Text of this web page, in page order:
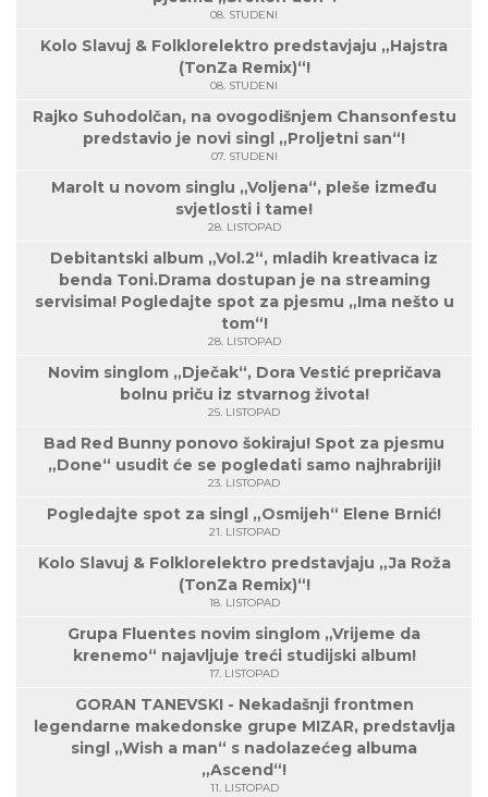
08. STUDENI
Kolo Slavuj & Folklorelektro predstavjaju „Hajstra
(TonZa Remix)“!
08. STUDENI
Rajko Suhodolčan, na ovogodišnjem Chansonfestu
predstavio je novi singl „Proljetni san“!
07. STUDENI
Marolt u novom singlu „Voljena“, pleše između
svjetlosti i tame!
28. LISTOPAD
Debitantski album „Vol.2“, mladih kreativaca iz
benda Toni.Drama dostupan je na streaming
servisima! Pogledajte spot za pjesmu „Ima nešto u
tom“!
28. LISTOPAD
Novim singlom „Dječak“, Dora Vestić prepričava
bolnu priču iz stvarnog života!
25. LISTOPAD
Bad Red Bunny ponovo šokiraju! Spot za pjesmu
„Done“ usudit će se pogledati samo najhrabriji!
23. LISTOPAD
Pogledajte spot za singl „Osmijeh“ Elene Brnić!
21. LISTOPAD
Kolo Slavuj & Folklorelektro predstavjaju „Ja Roža
(TonZa Remix)“!
18. LISTOPAD
Grupa Fluentes novim singlom „Vrijeme da
krenemo“ najavljuje treći studijski album!
17. LISTOPAD
GORAN TANEVSKI - Nekadašnji frontmen
legendarne makedonske grupe MIZAR, predstavlja
singl „Wish a man“ s nadolazećeg albuma
„Ascend“!
11. LISTOPAD